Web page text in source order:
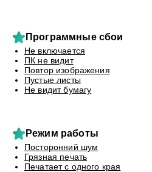
Программные сбои
Не включается
ПК не видит
Повтор изображения
Пустые листы
Не видит бумагу
Режим работы
Посторонний шум
Грязная печать
Печатает с одного края